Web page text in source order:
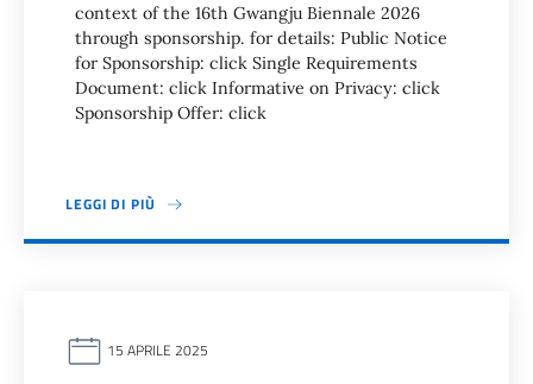
context of the 16th Gwangju Biennale 2026
through sponsorship. for details: Public Notice
for Sponsorship: click Single Requirements
Document: click Informative on Privacy: click
Sponsorship Offer: click
LEGGI DI PIÙ
15 APRILE 2025